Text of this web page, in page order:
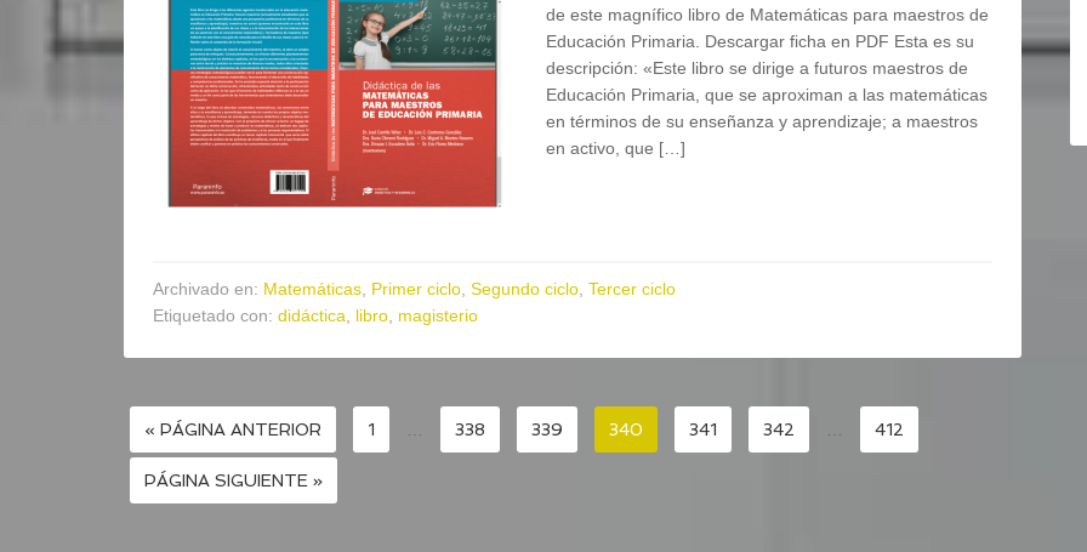
de este magnífico libro de Matemáticas para maestros de
Educación Primaria. Descargar ficha en PDF Esta es su
descripción: «Este libro se dirige a futuros maestros de
Educación Primaria, que se aproximan a las matemáticas
en términos de su enseñanza y aprendizaje; a maestros
en activo, que […]
Archivado en: Matemáticas, Primer ciclo, Segundo ciclo, Tercer ciclo
Etiquetado con: didáctica, libro, magisterio
« PÁGINA ANTERIOR 1 … 338 339 340 341 342 … 412
PÁGINA SIGUIENTE »